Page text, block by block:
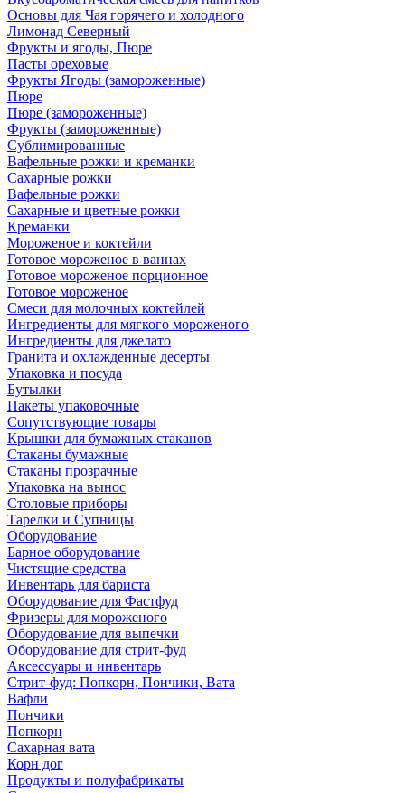
Основы для Чая горячего и холодного
Лимонад Северный
Фрукты и ягоды, Пюре
Пасты ореховые
Фрукты Ягоды (замороженные)
Пюре
Пюре (замороженные)
Фрукты (замороженные)
Сублимированные
Вафельные рожки и креманки
Сахарные рожки
Вафельные рожки
Сахарные и цветные рожки
Креманки
Мороженое и коктейли
Готовое мороженое в ваннах
Готовое мороженое порционное
Готовое мороженое
Смеси для молочных коктейлей
Ингредиенты для мягкого мороженого
Ингредиенты для джелато
Гранита и охлажденные десерты
Упаковка и посуда
Бутылки
Пакеты упаковочные
Сопутствующие товары
Крышки для бумажных стаканов
Стаканы бумажные
Стаканы прозрачные
Упаковка на вынос
Столовые приборы
Тарелки и Супницы
Оборудование
Барное оборудование
Чистящие средства
Инвентарь для бариста
Оборудование для Фастфуд
Фризеры для мороженого
Оборудование для выпечки
Оборудование для стрит-фуд
Аксессуары и инвентарь
Стрит-фуд: Попкорн, Пончики, Вата
Вафли
Пончики
Попкорн
Сахарная вата
Корн дог
Продукты и полуфабрикаты